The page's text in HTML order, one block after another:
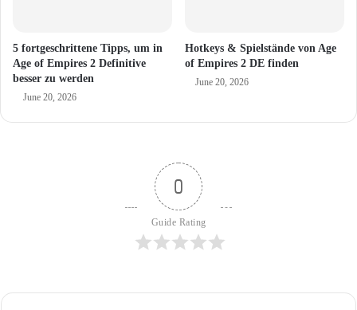
5 fortgeschrittene Tipps, um in
Age of Empires 2 Definitive
besser zu werden
June 20, 2026
Hotkeys & Spielstände von Age
of Empires 2 DE finden
June 20, 2026
0
Guide Rating